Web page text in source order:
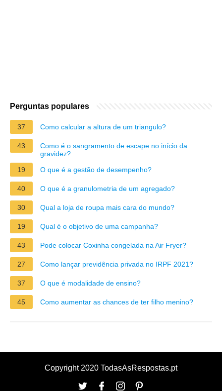
Perguntas populares
37 Como calcular a altura de um triangulo?
43
Como é o sangramento de escape no início da
gravidez?
19
O que é a gestão de desempenho?
40 O que é a granulometria de um agregado?
30 Qual a loja de roupa mais cara do mundo?
19 Qual é o objetivo de uma campanha?
43 Pode colocar Coxinha congelada na Air Fryer?
27 Como lançar previdência privada no IRPF 2021?
37 O que é modalidade de ensino?
45 Como aumentar as chances de ter filho menino?
Copyright 2020 TodasAsRespostas.pt